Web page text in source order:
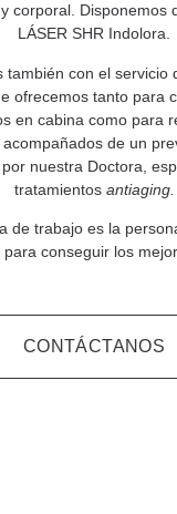
corporal. Disponemos
LÁSER SHR Indolora.
también con el servicio
ofrecemos tanto para
en cabina como para
de un
nuestra Doctora,
tratamientos antiaging.
de trabajo es la
conseguir los
CONTÁCTANOS